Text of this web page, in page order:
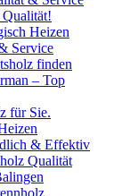
Heizen
Service
finden
– Top
für Sie.
& Effektiv
Qualität